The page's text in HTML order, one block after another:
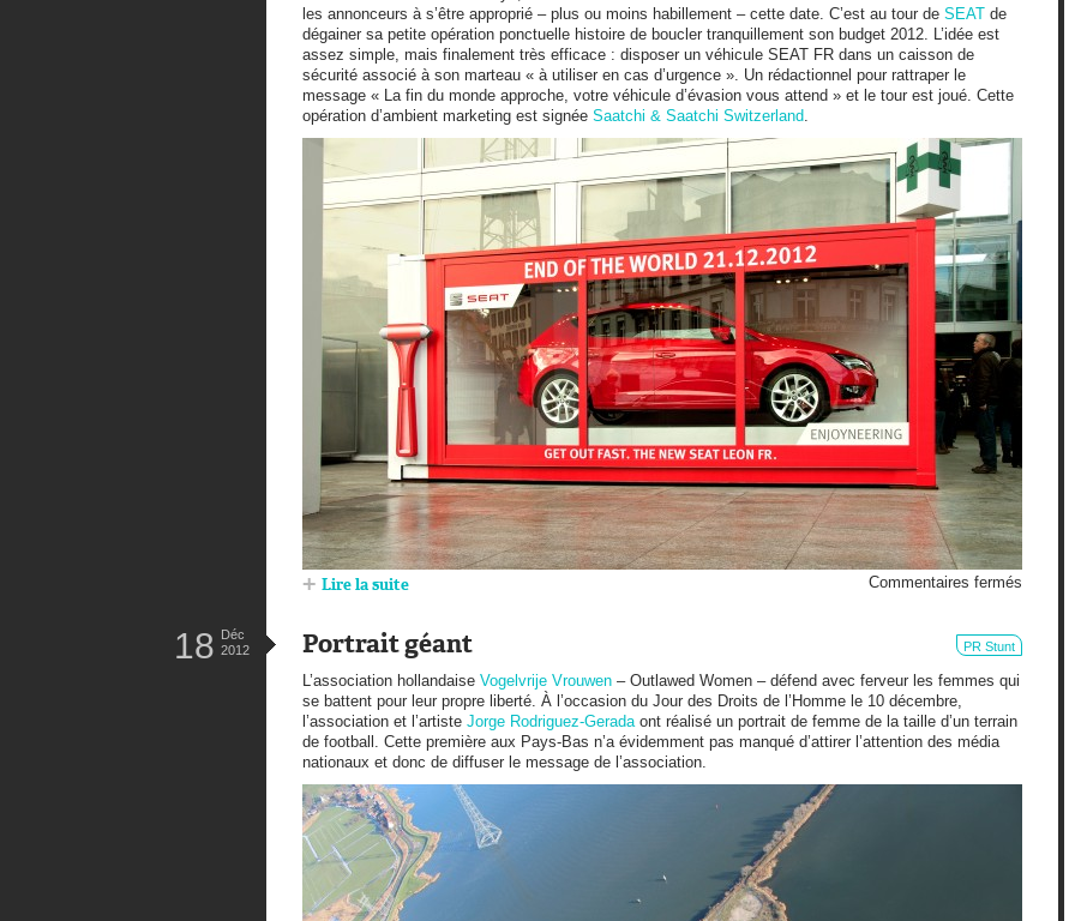
les annonceurs à s’être approprié – plus ou moins habillement – cette date. C’est au tour de SEAT de
dégainer sa petite opération ponctuelle histoire de boucler tranquillement son budget 2012. L’idée est
assez simple, mais finalement très efficace : disposer un véhicule SEAT FR dans un caisson de
sécurité associé à son marteau « à utiliser en cas d’urgence ». Un rédactionnel pour rattraper le
message « La fin du monde approche, votre véhicule d’évasion vous attend » et le tour est joué. Cette
opération d’ambient marketing est signée Saatchi & Saatchi Switzerland
Lire la suite Commentaires fermés
survivre
Portrait géant PR Stunt
18
Déc
2012
L’association hollandaise Vogelvrije Vrouwen – Outlawed Women – défend avec ferveur les femmes qui
se battent pour leur propre liberté. À l’occasion du Jour des Droits de l’Homme le 10 décembre,
l’association et l’artiste Jorge Rodriguez-Geradaont réalisé un portrait de femme de la taille d’un terrain
de football. Cette première aux Pays-Bas n’a évidemment pas manqué d’attirer l’attention des média
nationaux et donc de diffuser le message de l’association.